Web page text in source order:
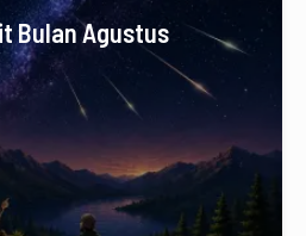
Bulan Agustus